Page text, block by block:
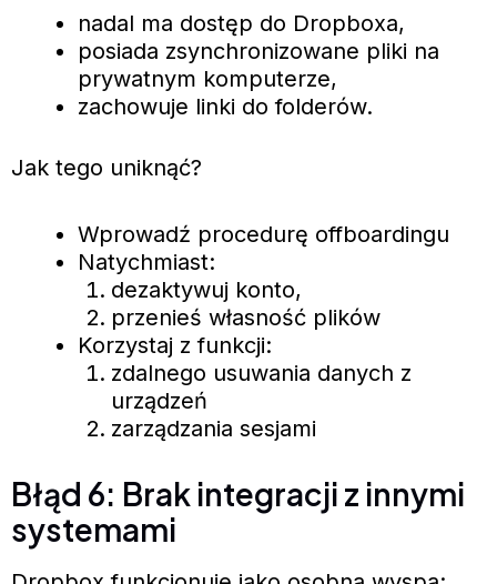
nadal ma dostęp do Dropboxa,
posiada zsynchronizowane pliki na
prywatnym komputerze,
zachowuje linki do folderów.
Jak tego uniknąć?
Wprowadź procedurę offboardingu
Natychmiast:
dezaktywuj konto,
przenieś własność plików
Korzystaj z funkcji:
zdalnego usuwania danych z
urządzeń
zarządzania sesjami
Błąd 6: Brak integracji z innymi
systemami